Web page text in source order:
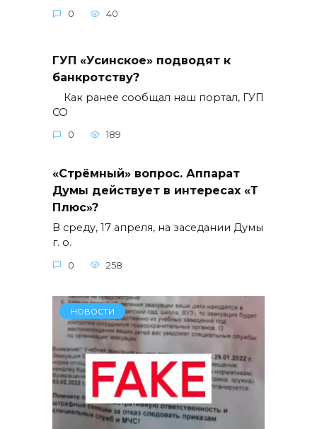
0 40
ГУП «Усинское» подводят к
банкротству?
Как ранее сообщал наш портал, ГУП
СО
0 189
«Стрёмный» вопрос. Аппарат
Думы действует в интересах «Т
Плюс»?
В среду, 17 апреля, на заседании Думы
г. о.
0 258
НОВОСТИ